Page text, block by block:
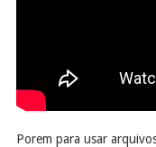
Porem para usar